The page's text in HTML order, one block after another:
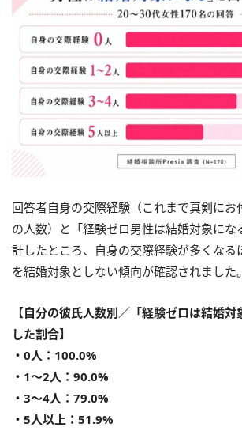
回答者自身の交際経験（これまで真剣にお
の人数）と「経験ゼロ男性は結婚対象にな
計したところ、自身の交際経験が多くなる
を結婚対象としない傾向が確認されました。
【自分の彼氏人数別／「経験ゼロは結婚
した割合】
・0人：100.0%
・1〜2人：90.0%
・3〜4人：79.0%
・5人以上：51.9%